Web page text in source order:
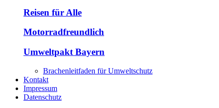
Reisen für Alle
Motorradfreundlich
Umweltpakt Bayern
Brachenleitfaden für Umweltschutz
Kontakt
Impressum
Datenschutz